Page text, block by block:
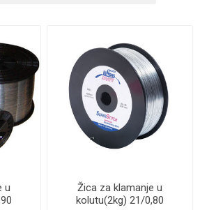
u
Žica za klamanje u
kolutu(2kg) 21/0,80